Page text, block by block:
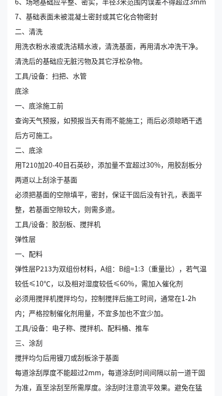
7、基础表面未被混凝土密封或其它化合物密封
二、清洗
用洗衣粉水液或洗洁精水液，清洗基面，再用清水冲洗干净。
清洗后的基础应无脏污物及其它浮松杂物。
工具/设备：扫把、水管
底涂
一、底涂施工前
查询天气预报，如预报当天有雨不能施工；雨后必须晾晒干透
后方可施工。
二、底涂
用T210加20-40目石英砂，添加量不宜超过30%，用胶刮板分
两道以上刮涂于基面
必须把基面的空隙填平，密封，保证干固后没有针孔，表面平
整，若基面空隙较大，则需多道。
工具/设备：胶刮板、搅拌机
弹性层
一、配料
弹性层P213为双组份材料，A组：B组=1:3（重量比），若气温
较低≤10℃，以及相对湿度较低≤60%，需加入催化剂
必须用搅拌机搅拌均匀，控制搅拌后施工时间，通常在1-2h
内；严格控制催化剂用量，不宜多加也不宜少加。
工具/设备：电子称、搅拌机、配料桶、推车
三、涂刮
搅拌均匀后用镘刀或刮板涂于基面
每道涂刮厚度不能超过2mm，每道涂刮时间间隔以前一道干固
为准，直至涂刮至所需厚度。涂刮时注意流平效果。避免在猛